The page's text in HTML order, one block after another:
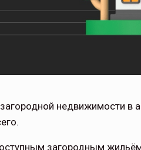
недвижимости в
загородным жильём